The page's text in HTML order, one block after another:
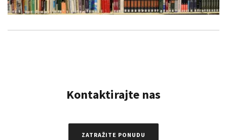
Kontaktirajte nas
ZATRAŽITE PONUDU